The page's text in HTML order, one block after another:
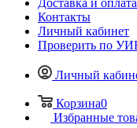
Доставка и оплата
Контакты
Личный кабинет
Проверить по
Личный
Корзина0
Избранные